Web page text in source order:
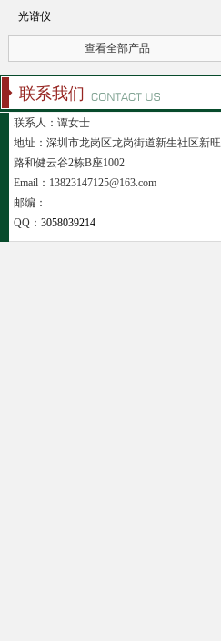
光谱仪
查看全部产品
联系我们
联系人：谭女士
地址：深圳市龙岗区龙岗街道新生社区新旺
路和健云谷2栋B座1002
Email：13823147125@163.com
邮编：
QQ： 3058039214